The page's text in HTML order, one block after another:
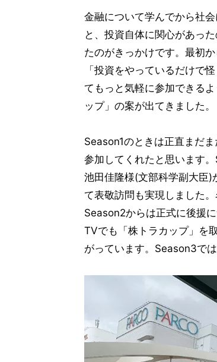
金融について学んでから社
と、投資自体に関心があっ
たのがきっかけです。最初
「投資をやっているだけで
てもっと気軽に参加できる
ップ」の案が出てきました。
Season1のときは正直まだ
参加してくれたと思います
池田佳隆様(文部科学副大臣)
て表敬訪問も実現しました
Season2からは正式に後援
TVでも「株トラカップ」を
がっています。Season3で